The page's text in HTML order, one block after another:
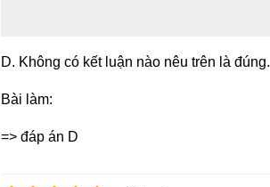
D. Không có kết luận nào nêu trên là đúng.
Bài làm:
=> đáp án D